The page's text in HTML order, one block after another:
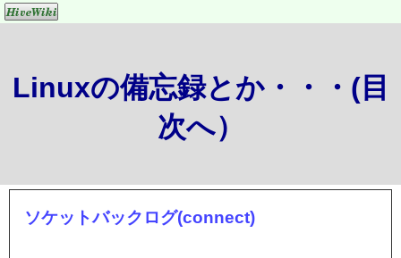
Linuxの備忘録とか・・・(目
次へ）
ソケットバックログ(connect)